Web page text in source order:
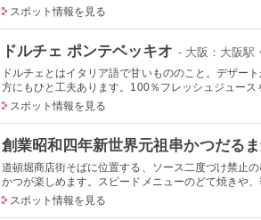
スポット情報を見る
ドルチェ ポンテベッキオ - 大阪：大阪駅
ドルチェとはイタリア語で甘いもののこと。デザー
方にもひと工夫あります。100％フレッシュジュース
スポット情報を見る
創業昭和四年新世界元祖串かつだる
道頓堀商店街そばに位置する、ソース二度づけ禁止
かつが楽しめます。スピードメニューのどて焼きや
スポット情報を見る